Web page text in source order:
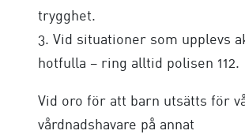
trygghet.
3. Vid situationer som upplevs
hotfulla – ring alltid polisen 112.
Vid oro för att barn utsätts för
vårdnadshavare på annat